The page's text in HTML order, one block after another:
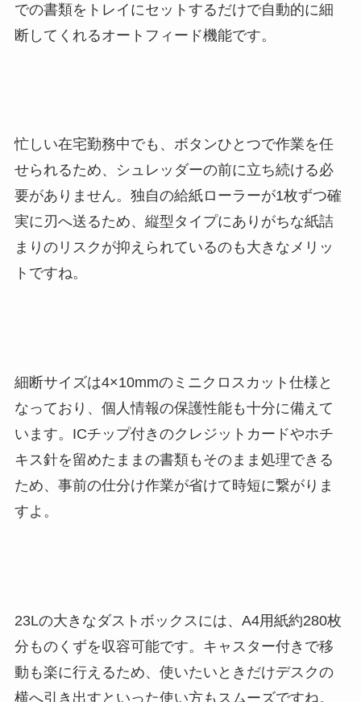
での書類をトレイにセットするだけで自動的に細
断してくれるオートフィード機能です。
忙しい在宅勤務中でも、ボタンひとつで作業を任
せられるため、シュレッダーの前に立ち続ける必
要がありません。独自の給紙ローラーが1枚ずつ確
実に刃へ送るため、縦型タイプにありがちな紙詰
まりのリスクが抑えられているのも大きなメリッ
トですね。
細断サイズは4×10mmのミニクロスカット仕様と
なっており、個人情報の保護性能も十分に備えて
います。ICチップ付きのクレジットカードやホチ
キス針を留めたままの書類もそのまま処理できる
ため、事前の仕分け作業が省けて時短に繋がりま
すよ。
23Lの大きなダストボックスには、A4用紙約280枚
分ものくずを収容可能です。キャスター付きで移
動も楽に行えるため、使いたいときだけデスクの
横へ引き出すといった使い方もスムーズですね。